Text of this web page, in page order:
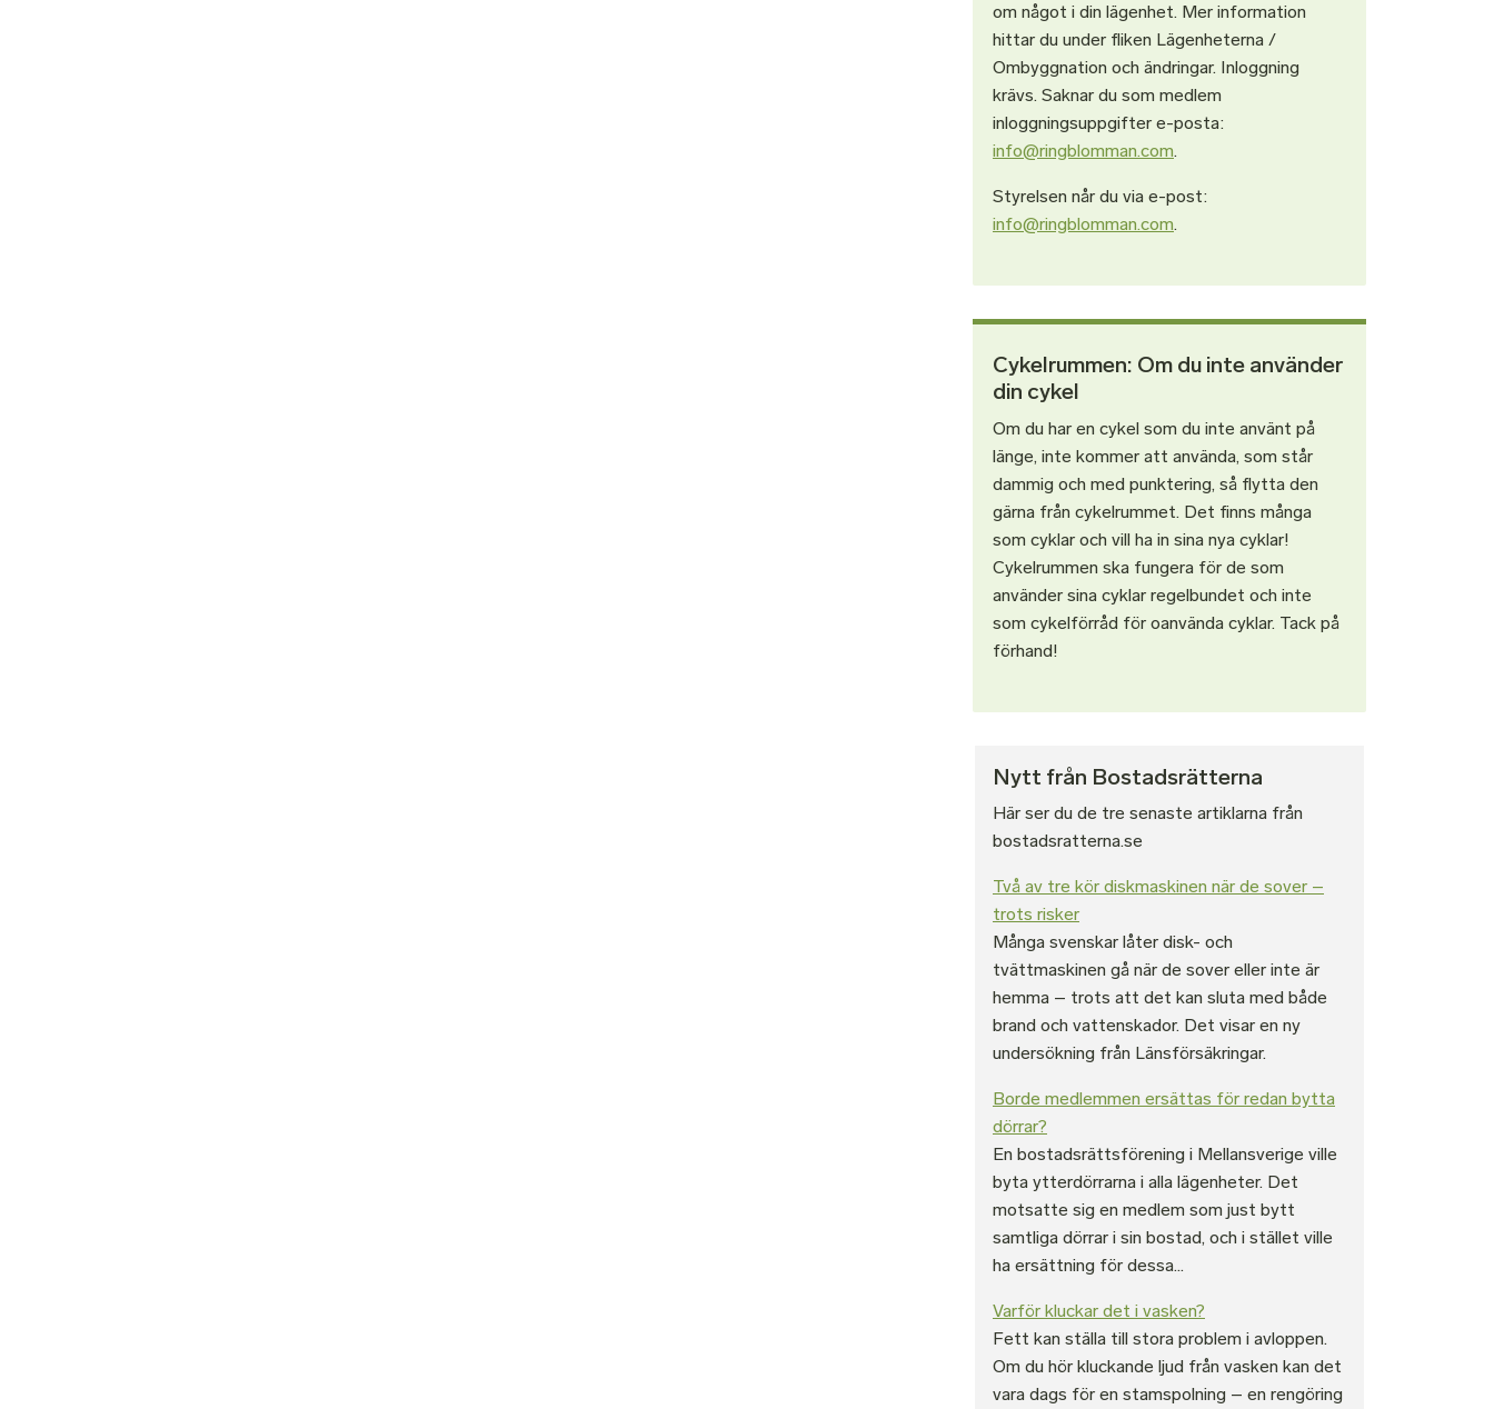
om något i din lägenhet. Mer information
hittar du under fliken Lägenheterna /
Ombyggnation och ändringar. Inloggning
krävs. Saknar du som medlem
inloggningsuppgifter e-posta:
info@ringblomman.com.
Styrelsen når du via e-post:
info@ringblomman.com.
Cykelrummen: Om du inte använder
din cykel
Om du har en cykel som du inte använt på
länge, inte kommer att använda, som står
dammig och med punktering, så flytta den
gärna från cykelrummet. Det finns många
som cyklar och vill ha in sina nya cyklar!
Cykelrummen ska fungera för de som
använder sina cyklar regelbundet och inte
som cykelförråd för oanvända cyklar. Tack på
förhand!
Nytt från Bostadsrätterna
Här ser du de tre senaste artiklarna från
bostadsratterna.se
Två av tre kör diskmaskinen när de sover –
trots risker
Många svenskar låter disk- och
tvättmaskinen gå när de sover eller inte är
hemma – trots att det kan sluta med både
brand och vattenskador. Det visar en ny
undersökning från Länsförsäkringar.
Borde medlemmen ersättas för redan bytta
dörrar?
En bostadsrättsförening i Mellansverige ville
byta ytterdörrarna i alla lägenheter. Det
motsatte sig en medlem som just bytt
samtliga dörrar i sin bostad, och i stället ville
ha ersättning för dessa...
Varför kluckar det i vasken?
Fett kan ställa till stora problem i avloppen.
Om du hör kluckande ljud från vasken kan det
vara dags för en stamspolning – en rengöring